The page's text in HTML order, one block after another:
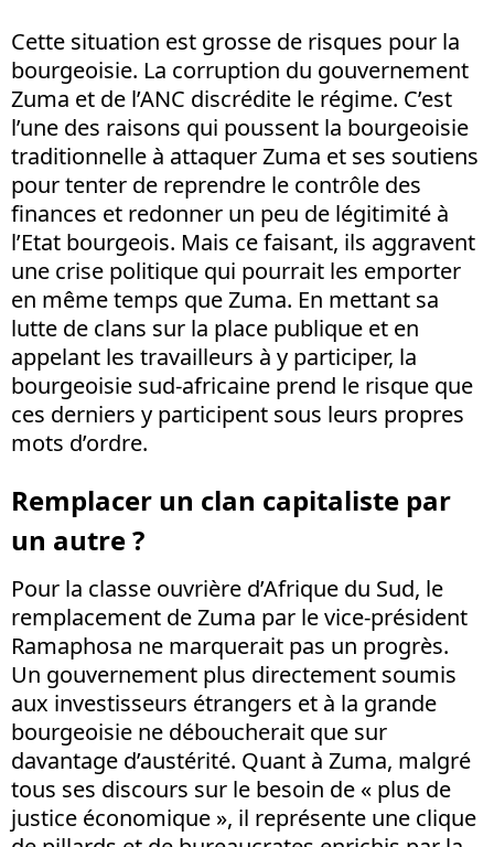
Cette situation est grosse de risques pour la
bourgeoisie. La corruption du gouvernement
Zuma et de l’ANC discrédite le régime. C’est
l’une des raisons qui poussent la bourgeoisie
traditionnelle à attaquer Zuma et ses soutiens
pour tenter de reprendre le contrôle des
finances et redonner un peu de légitimité à
l’Etat bourgeois. Mais ce faisant, ils aggravent
une crise politique qui pourrait les emporter
en même temps que Zuma. En mettant sa
lutte de clans sur la place publique et en
appelant les travailleurs à y participer, la
bourgeoisie sud-africaine prend le risque que
ces derniers y participent sous leurs propres
mots d’ordre.
Remplacer un clan capitaliste par
un autre ?
Pour la classe ouvrière d’Afrique du Sud, le
remplacement de Zuma par le vice-président
Ramaphosa ne marquerait pas un progrès.
Un gouvernement plus directement soumis
aux investisseurs étrangers et à la grande
bourgeoisie ne déboucherait que sur
davantage d’austérité. Quant à Zuma, malgré
tous ses discours sur le besoin de « plus de
justice économique », il représente une clique